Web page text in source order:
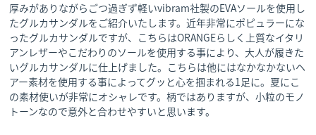
厚みがありながらごつ過ぎず軽いvibram社製のEVAソールを使用し
たグルカサンダルをご紹介いたします。近年非常にポピュラーにな
ったグルカサンダルですが、こちらはORANGEらしく上質なイタリ
アンレザーやこだわりのソールを使用する事により、大人が履きた
いグルカサンダルに仕上げました。こちらは他にはなかなかないヘ
アー素材を使用する事によってグッと心を掴まれる1足に。夏にこ
の素材使いが非常にオシャレです。柄ではありますが、小粒のモノ
トーンなので意外と合わせやすいと思います。